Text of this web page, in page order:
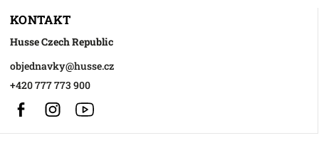
KONTAKT
Husse Czech Republic
objednavky@husse.cz
+420 777 773 900
FacebookInstagram